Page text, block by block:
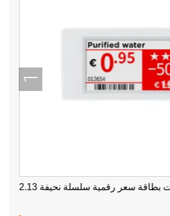
بطاقة سعر رقمية سلسلة نحيفة